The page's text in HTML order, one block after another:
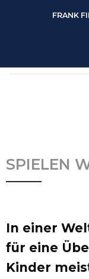
FRANK
SPIELEN
In einer
für eine
Kinder